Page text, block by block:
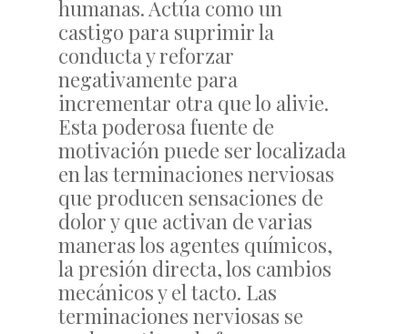
humanas. Actúa como un
castigo para suprimir la
conducta y reforzar
negativamente para
incrementar otra que lo alivie.
Esta poderosa fuente de
motivación puede ser localizada
en las terminaciones nerviosas
que producen sensaciones de
dolor y que activan de varias
maneras los agentes químicos,
la presión directa, los cambios
mecánicos y el tacto. Las
terminaciones nerviosas se